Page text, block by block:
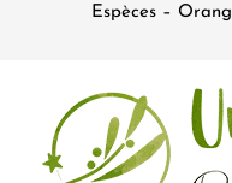
Espèces –